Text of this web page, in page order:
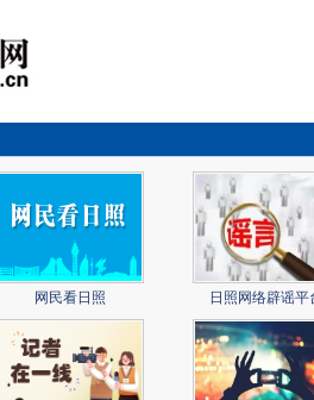
网民看日照 日照网络辟谣平